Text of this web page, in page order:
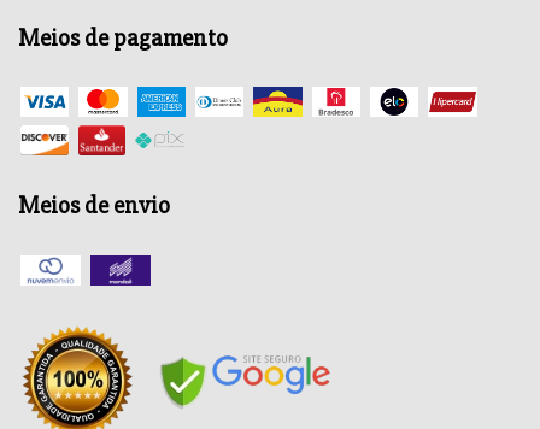
Meios de pagamento
Meios de envio